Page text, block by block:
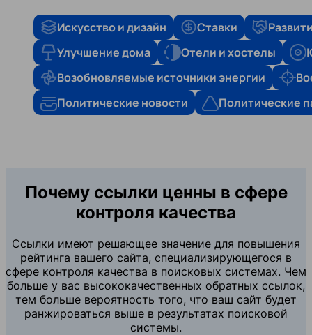
Искусство и дизайн Ставки
Улучшение дома
Отели и хостелы
Возобновляемые источники энергии
Политические новости
Политические
Почему ссылки ценны в сфере
контроля качества
Ссылки имеют решающее значение для повышения
рейтинга вашего сайта, специализирующегося в
сфере контроля качества в поисковых системах. Чем
больше у вас высококачественных обратных ссылок,
тем больше вероятность того, что ваш сайт будет
ранжироваться выше в результатах поисковой
системы.